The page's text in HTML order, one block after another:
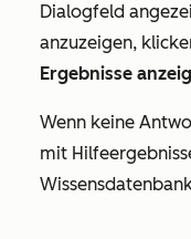
Dialogfeld
anzuzeigen,
Ergebnisse
Wenn keine
mit